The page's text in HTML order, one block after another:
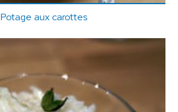
Potage aux carottes